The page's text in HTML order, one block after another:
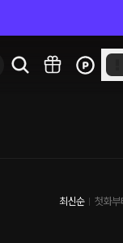
최신순 첫화부